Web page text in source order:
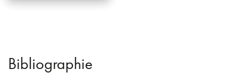
Bibliographie